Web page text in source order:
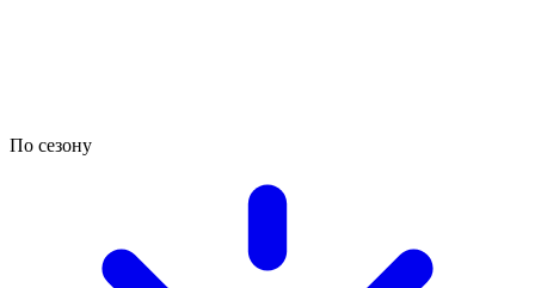
По сезону